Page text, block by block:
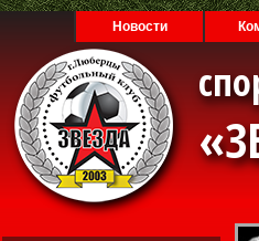
Новости